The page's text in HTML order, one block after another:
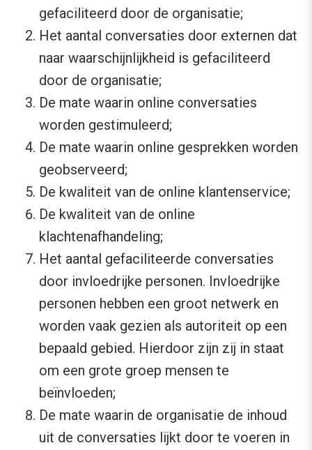
gefaciliteerd door de organisatie;
Het aantal conversaties door externen dat
naar waarschijnlijkheid is gefaciliteerd
door de organisatie;
De mate waarin online conversaties
worden gestimuleerd;
De mate waarin online gesprekken worden
geobserveerd;
De kwaliteit van de online klantenservice;
De kwaliteit van de online
klachtenafhandeling;
Het aantal gefaciliteerde conversaties
door invloedrijke personen. Invloedrijke
personen hebben een groot netwerk en
worden vaak gezien als autoriteit op een
bepaald gebied. Hierdoor zijn zij in staat
om een grote groep mensen te
beïnvloeden;
De mate waarin de organisatie de inhoud
uit de conversaties lijkt door te voeren in